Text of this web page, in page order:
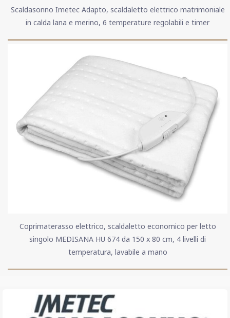
Scaldasonno Imetec Adapto, scaldaletto elettrico matrimoniale
in calda lana e merino, 6 temperature regolabili e timer
Coprimaterasso elettrico, scaldaletto economico per letto
singolo MEDISANA HU 674 da 150 x 80 cm, 4 livelli di
temperatura, lavabile a mano